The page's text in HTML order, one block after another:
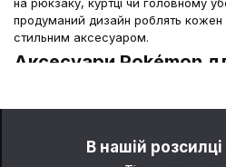
продуманий дизайн роблять кожен
стильним аксесуаром.
Аксесуари Pokémon
стріт-стайлу та аніме-культури.
дорослим колекціонерам і всім,
В нашій розсилці